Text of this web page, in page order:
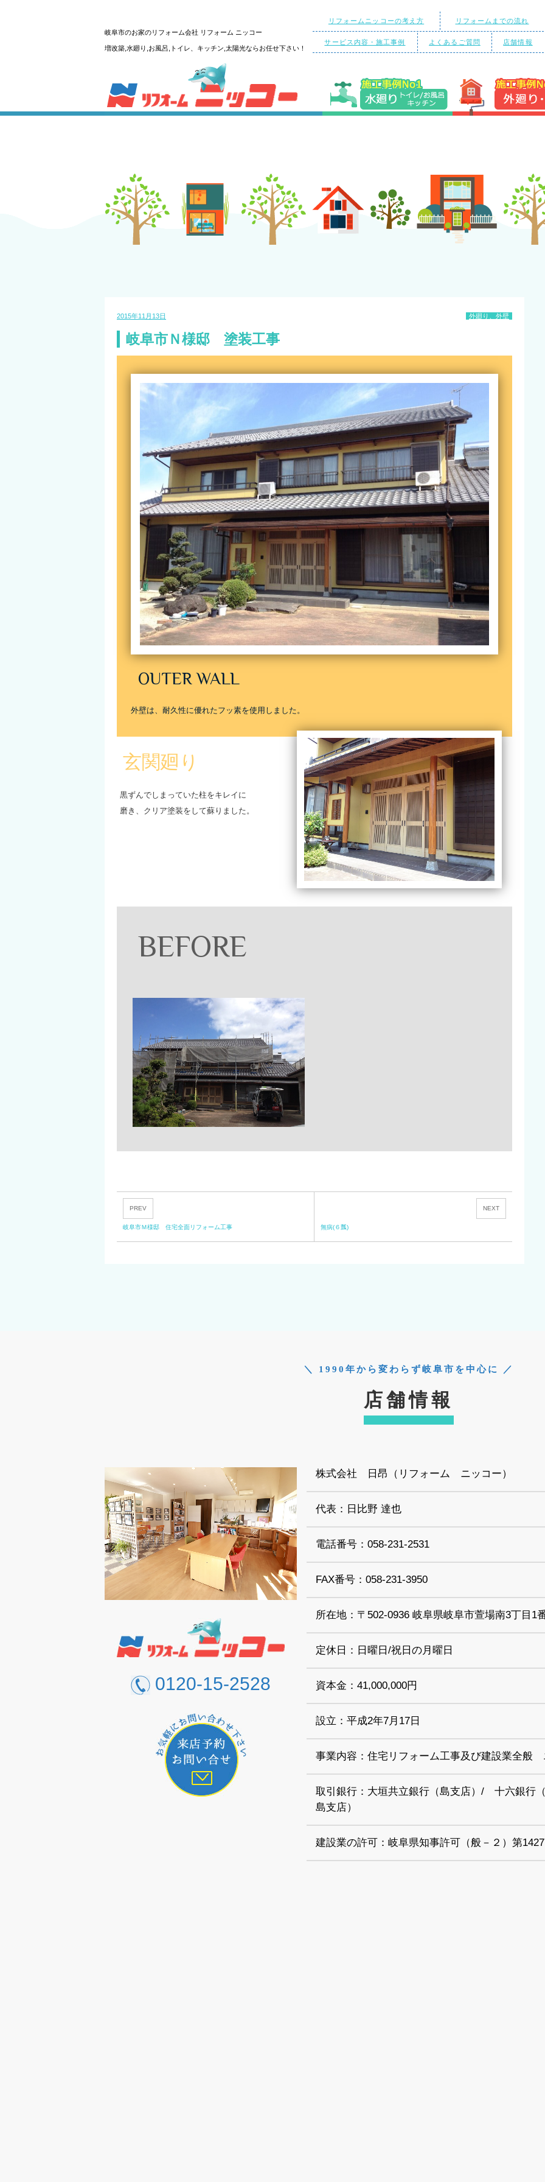
岐阜市のお家のリフォーム会社 リフォーム ニッコー
増改築,水廻り,お風呂,トイレ、キッチン,太陽光ならお任せ下さい！
リフォームニッコーの考え方 リフォームまでの流れ
サービス内容・施工事例 よくあるご質問 店舗情報
2015年11月13日 外廻り、外壁
岐阜市Ｎ様邸 塗装工事
OUTER WALL
外壁は、耐久性に優れたフッ素を使用しました。
玄関廻り
黒ずんでしまっていた柱をキレイに
磨き、クリア塗装をして蘇りました。
BEFORE
PREV
岐阜市Ｍ様邸 住宅全面リフォーム工事
NEXT
無病(６瓢)
＼ 1990年から変わらず岐阜市を中心に ／
店舗情報
0120-15-2528
株式会社 日昂（リフォーム ニッコー）
代表：日比野 達也
電話番号：058-231-2531
FAX番号：058-231-3950
所在地：〒502-0936 岐阜県岐阜市萱場南3丁目1
定休日：日曜日/祝日の月曜日
資本金：41,000,000円
設立：平成2年7月17日
事業内容：住宅リフォーム工事及び建設業全般
取引銀行：大垣共立銀行（島支店）/ 十六銀行
島支店）
建設業の許可：岐阜県知事許可（般－２）第